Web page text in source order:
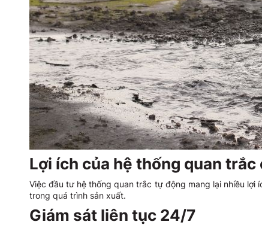
Lợi ích của hệ thống quan
Việc đầu tư hệ thống quan trắc tự động mang lại nhiều
trong quá trình sản xuất.
Giám sát liên tục 24/7